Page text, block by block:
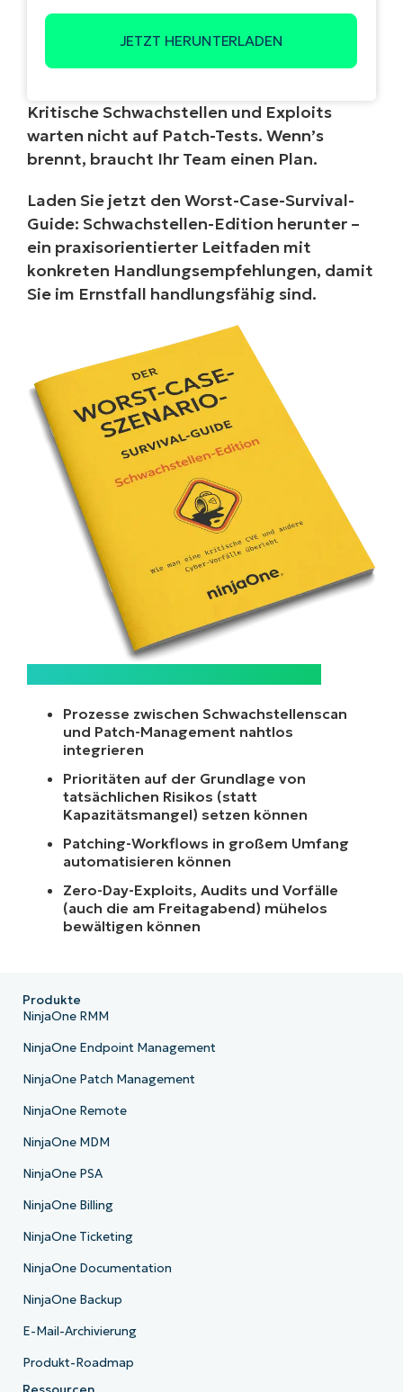
Kritische Schwachstellen und Exploits
warten nicht auf Patch-Tests. Wenn’s
brennt, braucht Ihr Team einen Plan.
Laden Sie jetzt den Worst-Case-Survival-
Guide: Schwachstellen-Edition herunter –
ein praxisorientierter Leitfaden mit
konkreten Handlungsempfehlungen, damit
Sie im Ernstfall handlungsfähig sind.
Prozesse zwischen Schwachstellenscan
und Patch-Management nahtlos
integrieren
Prioritäten auf der Grundlage von
tatsächlichen Risikos (statt
Kapazitätsmangel) setzen können
Patching-Workflows in großem Umfang
automatisieren können
Zero-Day-Exploits, Audits und Vorfälle
(auch die am Freitagabend) mühelos
bewältigen können
Produkte
NinjaOne RMM
NinjaOne Endpoint Management
NinjaOne Patch Management
NinjaOne Remote
NinjaOne MDM
NinjaOne PSA
NinjaOne Billing
NinjaOne Ticketing
NinjaOne Documentation
NinjaOne Backup
E-Mail-Archivierung
Produkt-Roadmap